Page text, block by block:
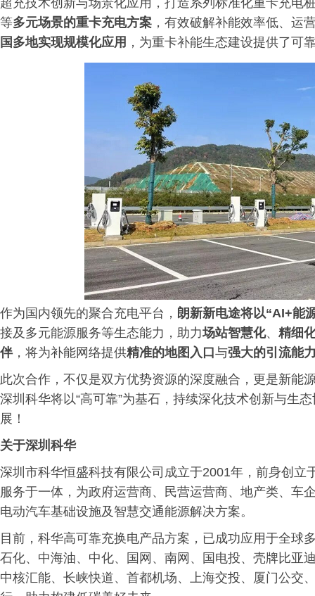
超充技术创新与场景化应用，打造系列标准化重卡充电
等多元场景的重卡充电方案 ，有效破解补能效率低、运
国多地实现规模化应用 ，为重卡补能生态建设提供了可
作为国内领先的聚合充电平台， 朗新新电途将以“AI+能
接及多元能源服务等生态能力，助力场站智慧化、 精细
伴，将为补能网络提供精准的地图入口 与强大的引流能
此次合作，不仅是双方优势资源的深度融合，更是新能
深圳科华将以“高可靠”为基石，持续深化技术创新与生
展！
关于深圳科华
深圳市科华恒盛科技有限公司成立于2001年，前身创
服务于一体，为政府运营商、民营运营商、地产类、车
电动汽车基础设施及智慧交通能源解决方案。
目前，科华高可靠充换电产品方案，已成功应用于全球
石化、中海油、中化、国网、南网、国电投、壳牌比亚
中核汇能、长峡快道、首都机场、上海交投、厦门公交